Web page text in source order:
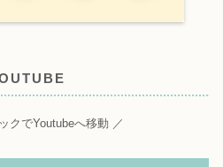
クでYoutubeへ移動 ／